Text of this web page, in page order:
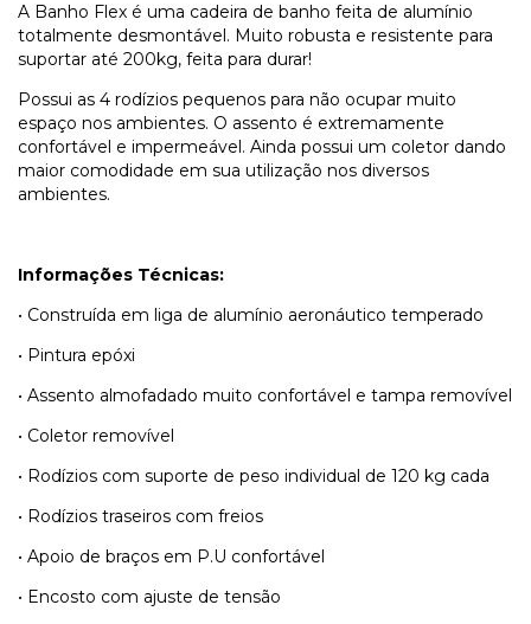
A Banho Flex é uma cadeira de banho feita de alumínio
totalmente desmontável. Muito robusta e resistente para
suportar até 200kg, feita para durar!
Possui as 4 rodízios pequenos para não ocupar muito
espaço nos ambientes. O assento é extremamente
confortável e impermeável. Ainda possui um coletor dando
maior comodidade em sua utilização nos diversos
ambientes.
Informações Técnicas:
• Construída em liga de alumínio aeronáutico temperado
• Pintura epóxi
• Assento almofadado muito confortável e tampa removível
• Coletor removível
• Rodízios com suporte de peso individual de 120 kg cada
• Rodízios traseiros com freios
• Apoio de braços em P.U confortável
• Encosto com ajuste de tensão